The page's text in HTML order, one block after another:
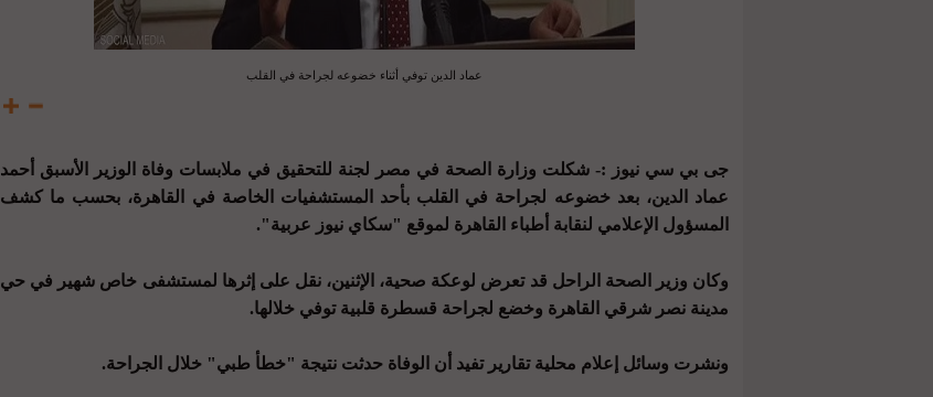
عماد الدين توفي أثناء خضوعه لجراحة في القلب
جى بي سي نيوز :- شكلت وزارة الصحة في مصر لجنة للتحقيق في ملابسات وفاة الوزير الأسبق أحمد
عماد الدين، بعد خضوعه لجراحة في القلب بأحد المستشفيات الخاصة في القاهرة، بحسب ما كشف
المسؤول الإعلامي لنقابة أطباء القاهرة لموقع "سكاي نيوز عربية".
وكان وزير الصحة الراحل قد تعرض لوعكة صحية، الإثنين، نقل على إثرها لمستشفى خاص شهير في حي
مدينة نصر شرقي القاهرة وخضع لجراحة قسطرة قلبية توفي خلالها.
ونشرت وسائل إعلام محلية تقارير تفيد أن الوفاة حدثت نتيجة "خطأ طبي" خلال الجراحة.